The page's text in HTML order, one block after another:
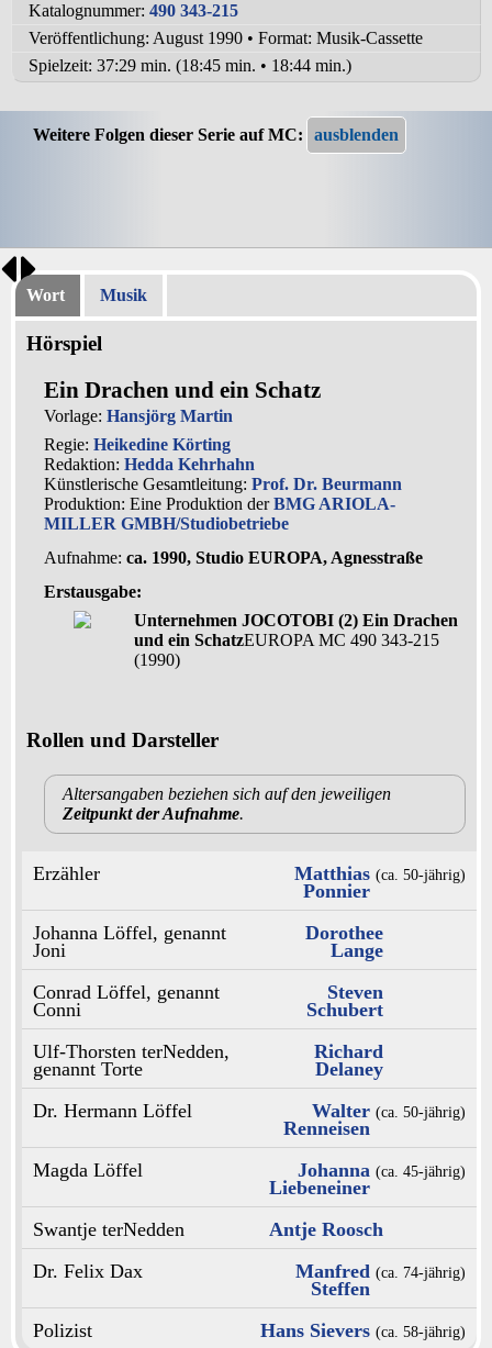
Katalognummer: 490 343-215
Veröffentlichung: August 1990 • Format: Musik-Cassette
Spielzeit: 37:29 min. (18:45 min. • 18:44 min.)
Weitere Folgen dieser Serie auf MC:
Wort Musik
Hörspiel
Ein Drachen und ein Schatz
Vorlage: Hansjörg Martin
Regie: Heikedine Körting
Redaktion: Hedda Kehrhahn
Künstlerische Gesamtleitung: Prof. Dr. Beurmann
Produktion: Eine Produktion derBMG ARIOLA-
MILLER GMBH/Studiobetriebe
Aufnahme: ca. 1990, Studio EUROPA, Agnesstraße
Erstausgabe:
Unternehmen JOCOTOBI (2) Ein Drachen
und ein SchatzEUROPA MC 490 343-215
(1990)
Rollen und Darsteller
Altersangaben beziehen sich auf den jeweiligen
Zeitpunkt der Aufnahme.
Erzähler
Matthias
Ponnier
(ca. 50‑jährig)
Johanna Löffel, genannt
Joni
Dorothee
Lange
Conrad Löffel, genannt
Conni
Steven
Schubert
Ulf-Thorsten terNedden,
genannt Torte
Richard
Delaney
Dr. Hermann Löffel
Walter
Renneisen
(ca. 50‑jährig)
Magda Löffel
Johanna
Liebeneiner
(ca. 45‑jährig)
Swantje terNedden
Antje Roosch
Dr. Felix Dax
Manfred
Steffen
(ca. 74‑jährig)
Polizist Hans Sievers (ca. 58‑jährig)